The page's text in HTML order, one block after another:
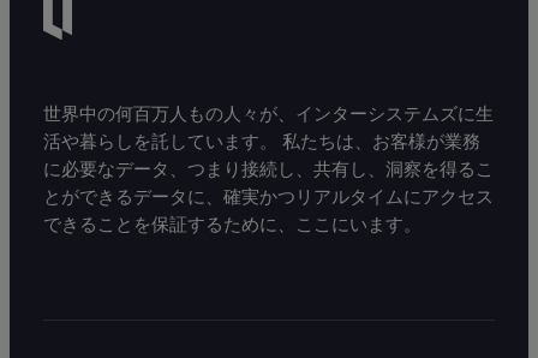
世界中の何百万人もの人々が、インターシステムズに生
活や暮らしを託しています。 私たちは、お客様が業務
に必要なデータ、つまり接続し、共有し、洞察を得るこ
とができるデータに、確実かつリアルタイムにアクセス
できることを保証するために、ここにいます。